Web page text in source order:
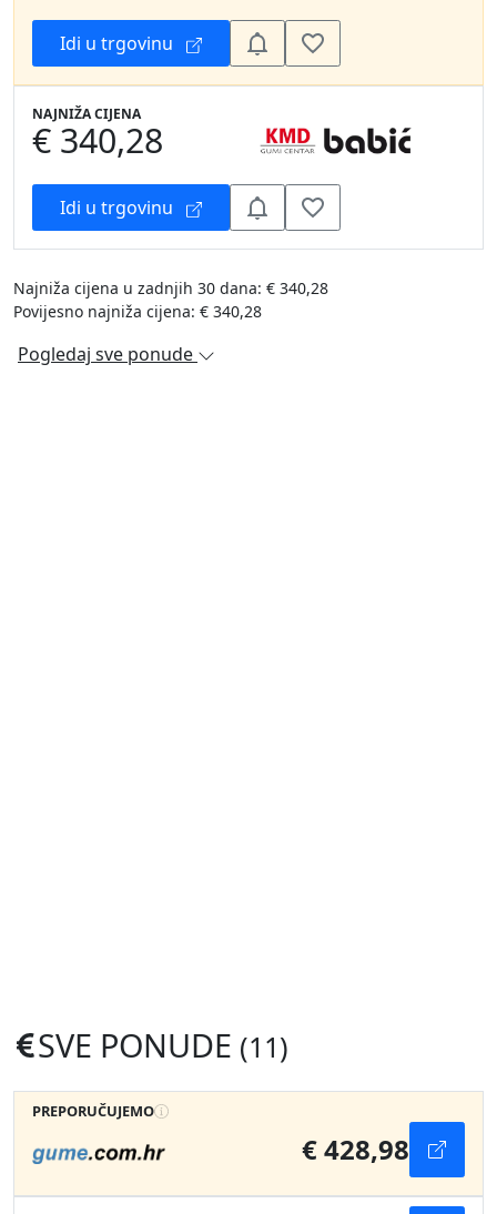
Idi u trgovinu
NAJNIŽA CIJENA
€ 340,28
Idi u trgovinu
Najniža cijena u zadnjih 30 dana: € 340,28
Povijesno najniža cijena: € 340,28
Pogledaj sve ponude
SVE PONUDE (11)
PREPORUČUJEMO
€ 428,98